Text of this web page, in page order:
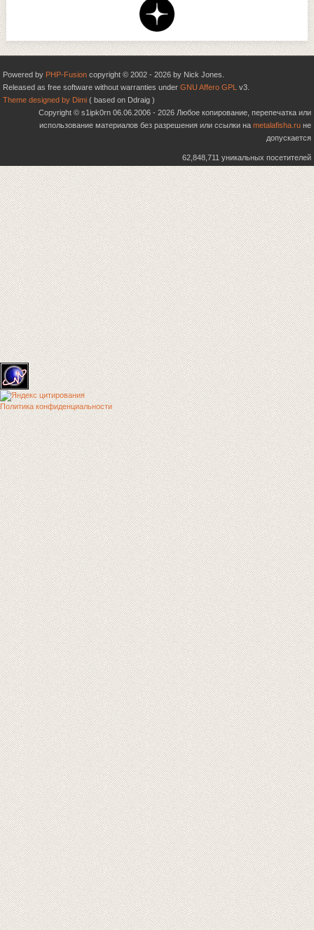
Powered by PHP-Fusion copyright © 2002 - 2026 by Nick Jones.
Released as free software without warranties under GNU Affero GPL v3.
Theme designed by Dimi ( based on Ddraig )
Copyright © s1ipk0rn 06.06.2006 - 2026 Любое копирование, перепечатка или
использование материалов без разрешения или ссылки на metalafisha.ru не
допускается
62,848,711 уникальных посетителей
Политика конфиденциальности